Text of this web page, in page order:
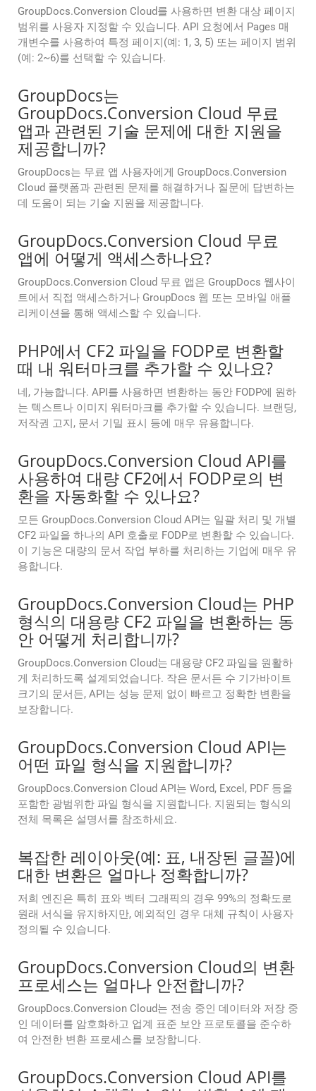
GroupDocs.Conversion Cloud를 사용하면 변환 대상 페이지
범위를 사용자 지정할 수 있습니다. API 요청에서 Pages 매
개변수를 사용하여 특정 페이지(예: 1, 3, 5) 또는 페이지 범위
(예: 2~6)를 선택할 수 있습니다.
GroupDocs는
GroupDocs.Conversion Cloud 무료
앱과 관련된 기술 문제에 대한 지원을
제공합니까?
GroupDocs는 무료 앱 사용자에게 GroupDocs.Conversion
Cloud 플랫폼과 관련된 문제를 해결하거나 질문에 답변하는
데 도움이 되는 기술 지원을 제공합니다.
GroupDocs.Conversion Cloud 무료
앱에 어떻게 액세스하나요?
GroupDocs.Conversion Cloud 무료 앱은 GroupDocs 웹사이
트에서 직접 액세스하거나 GroupDocs 웹 또는 모바일 애플
리케이션을 통해 액세스할 수 있습니다.
PHP에서 CF2 파일을 FODP로 변환할
때 내 워터마크를 추가할 수 있나요?
네, 가능합니다. API를 사용하면 변환하는 동안 FODP에 원하
는 텍스트나 이미지 워터마크를 추가할 수 있습니다. 브랜딩,
저작권 고지, 문서 기밀 표시 등에 매우 유용합니다.
GroupDocs.Conversion Cloud API를
사용하여 대량 CF2에서 FODP로의 변
환을 자동화할 수 있나요?
모든 GroupDocs.Conversion Cloud API는 일괄 처리 및 개별
CF2 파일을 하나의 API 호출로 FODP로 변환할 수 있습니다.
이 기능은 대량의 문서 작업 부하를 처리하는 기업에 매우 유
용합니다.
GroupDocs.Conversion Cloud는 PHP
형식의 대용량 CF2 파일을 변환하는 동
안 어떻게 처리합니까?
GroupDocs.Conversion Cloud는 대용량 CF2 파일을 원활하
게 처리하도록 설계되었습니다. 작은 문서든 수 기가바이트
크기의 문서든, API는 성능 문제 없이 빠르고 정확한 변환을
보장합니다.
GroupDocs.Conversion Cloud API는
어떤 파일 형식을 지원합니까?
GroupDocs.Conversion Cloud API는 Word, Excel, PDF 등을
포함한 광범위한 파일 형식을 지원합니다. 지원되는 형식의
전체 목록은 설명서를 참조하세요.
복잡한 레이아웃(예: 표, 내장된 글꼴)에
대한 변환은 얼마나 정확합니까?
저희 엔진은 특히 표와 벡터 그래픽의 경우 99%의 정확도로
원래 서식을 유지하지만, 예외적인 경우 대체 규칙이 사용자
정의될 수 있습니다.
GroupDocs.Conversion Cloud의 변환
프로세스는 얼마나 안전합니까?
GroupDocs.Conversion Cloud는 전송 중인 데이터와 저장 중
인 데이터를 암호화하고 업계 표준 보안 프로토콜을 준수하
여 안전한 변환 프로세스를 보장합니다.
GroupDocs.Conversion Cloud API를